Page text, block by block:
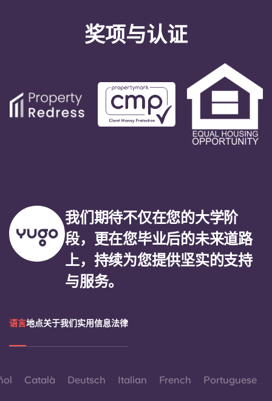
奖项与认证
我们期待不仅在您的大学阶
段，更在您毕业后的未来道路
上，持续为您提供坚实的支持
与服务。
语言地点关于我们实用信息法律
Català Deutsch Italian French Portuguese